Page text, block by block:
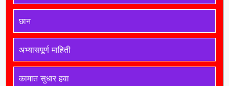
छान
अभ्यासपूर्ण माहिती
कामात सुधार हवा